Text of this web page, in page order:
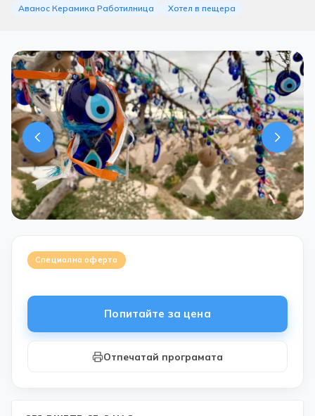
Аванос Керамика Работилница
Хотел в пещера
Специална оферта
Попитайте за цена
Отпечатай програмата